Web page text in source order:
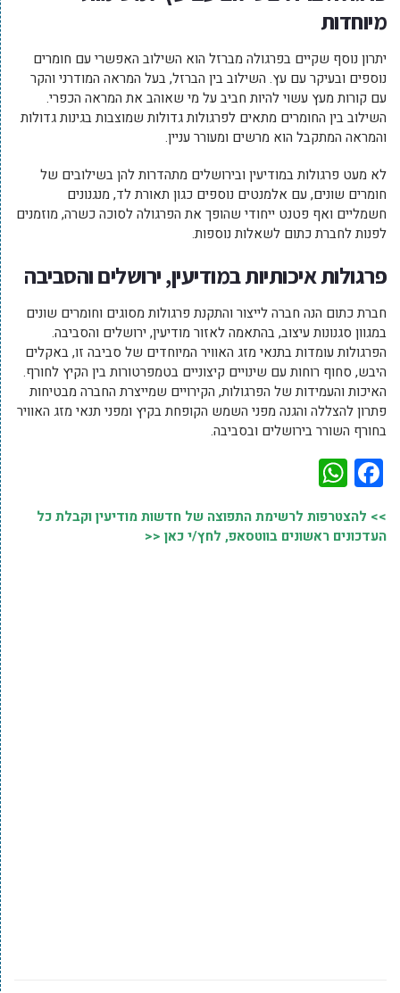
מיוחדות
יתרון נוסף שקיים בפרגולה מברזל הוא השילוב האפשרי עם חומרים
נוספים ובעיקר עם עץ. השילוב בין הברזל, בעל המראה המודרני והקר
עם קורות מעץ עשוי להיות חביב על מי שאוהב את המראה הכפרי.
השילוב בין החומרים מתאים לפרגולות גדולות שמוצבות בגינות גדולות
והמראה המתקבל הוא מרשים ומעורר עניין.
לא מעט פרגולות במודיעין ובירושלים מתהדרות להן בשילובים של
חומרים שונים, עם אלמנטים נוספים כגון תאורת לד, מנגנונים
חשמליים ואף פטנט ייחודי שהופך את הפרגולה לסוכה כשרה, מוזמנים
לפנות לחברת כתום לשאלות נוספות.
פרגולות איכותיות במודיעין, ירושלים והסביבה
חברת כתום הנה חברה לייצור והתקנת פרגולות מסוגים וחומרים שונים
במגוון סגנונות עיצוב, בהתאמה לאזור מודיעין, ירושלים והסביבה.
הפרגולות עומדות בתנאי מזג האוויר המיוחדים של סביבה זו, באקלים
היבש, סחוף רוחות עם שינויים קיצוניים בטמפרטורות בין הקיץ לחורף.
האיכות והעמידות של הפרגולות, הקירויים שמייצרת החברה מבטיחות
פתרון להצללה והגנה מפני השמש הקופחת בקיץ ומפני תנאי מזג האוויר
בחורף השורר בירושלים ובסביבה.
Facebook
>> להצטרפות לרשימת התפוצה של חדשות מודיעין וקבלת כל
העדכונים ראשונים בווטסאפ, לחץ/י כאן <<